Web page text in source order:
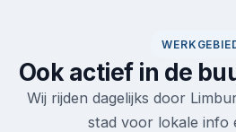
Ook actief in de
Wij rijden dagelijks door
stad voor lokale info